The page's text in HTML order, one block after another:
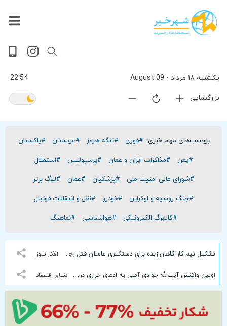
یکشنبه ۱۸ مرداد - 09 August 22:54
بزرگنمایی
پربیننده‌ترین
اخبار
آخرین
اخبار
پخش
داغ
ترین
سیاسی
ورزشی
اقتصادی
حوادث
گوناگون
تصویری
سلامت
جهان
فرهنگی
ویدیویی
بازار
برچسب‌های مهم خبری: #فوری #تنگه هرمز #عربستان #پاکستان
#یمن #مذاکرات ایران و عمان #پرسپولیس #استقلال
#شورای عالی امنیت ملی #پزشکیان #عمان #لیگ برتر
#جنگ روسیه و اوکراین #خودرو #نقل و انتقالات فوتبال
#کالابرگ الکترونیکی #هواشناسی #نماهنگ
افکار نیوز تشکیل تیم کارآگاهان زبده برای دستگیری عاملان قتل رجب‌زاده
دنیای اقتصاد اولین واکنش آیت‌الله جوادی آملی به ادعای خرازی درباره استعفای پزشکیان/ با برهم‌زنندگان وحدت مبارزه کنید، ولو عمامه من بر سر او باشد!